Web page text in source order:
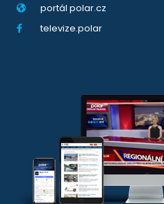
portál polar.cz
televize.polar